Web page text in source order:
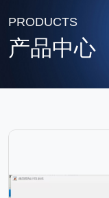
PRODUCTS
产品中心